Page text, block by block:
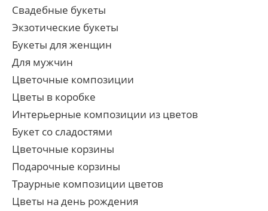
Свадебные букеты
Экзотические букеты
Букеты для женщин
Для мужчин
Цветочные композиции
Цветы в коробке
Интерьерные композиции из цветов
Букет со сладостями
Цветочные корзины
Подарочные корзины
Траурные композиции цветов
Цветы на день рождения